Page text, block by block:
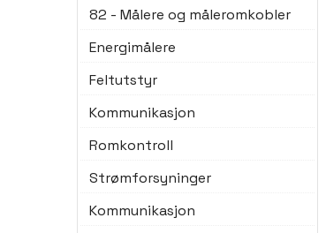
82 - Målere og måleromkobler
Energimålere
Feltutstyr
Kommunikasjon
Romkontroll
Strømforsyninger
Kommunikasjon